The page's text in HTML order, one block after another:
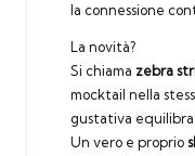
la connessione
La novità?
Si chiama zebra
mocktail nella
gustativa
Un vero e proprio